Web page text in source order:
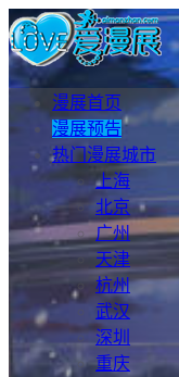
漫展首页
漫展预告
热门漫展城市
上海
北京
广州
天津
杭州
武汉
深圳
重庆